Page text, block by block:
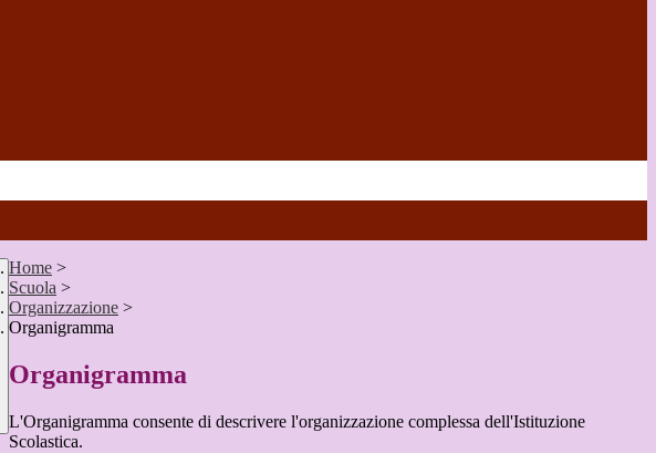
Home >
Scuola >
Organizzazione >
Organigramma
Organigramma
L'Organigramma consente di descrivere l'organizzazione complessa dell'Istituzione
Scolastica.